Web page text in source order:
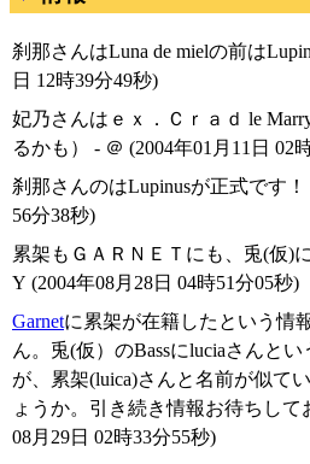
刹那さんはLuna de mielの前は
日 12時39分49秒)
妃乃さんはｅｘ．Ｃｒａｄ le
るかも） - ＠ (2004年01月11日 02
刹那さんのはLupinusが正式です！
56分38秒)
累架もＧＡＲＮＥＴにも、兎(仮)
Y (2004年08月28日 04時51分05秒)
Garnetに累架が在籍したという情
ん。兎(仮）のBassにluciaさんと
が、累架(luica)さんと名前が似て
ょうか。引き続き情報お待ちして
08月29日 02時33分55秒)